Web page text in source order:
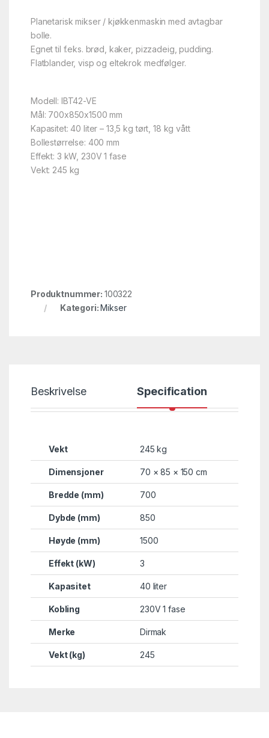
Planetarisk mikser / kjøkkenmaskin med avtagbar
bolle.
Egnet til f.eks. brød, kaker, pizzadeig, pudding.
Flatblander, visp og eltekrok medfølger.
Modell: IBT42-VE
Mål: 700x850x1500 mm
Kapasitet: 40 liter – 13,5 kg tørt, 18 kg vått
Bollestørrelse: 400 mm
Effekt: 3 kW, 230V 1 fase
Vekt: 245 kg
Produktnummer: 100322
Kategori:Mikser
Beskrivelse Specification
Vekt 245 kg
Dimensjoner 70 × 85 × 150 cm
Bredde (mm) 700
Dybde (mm) 850
Høyde (mm) 1500
Effekt (kW) 3
Kapasitet 40 liter
Kobling 230V 1 fase
Merke Dirmak
Vekt (kg) 245